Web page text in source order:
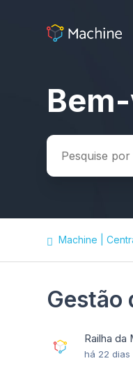
Pesquisa
Machine |
Gestão
Railha da
há 22 dias